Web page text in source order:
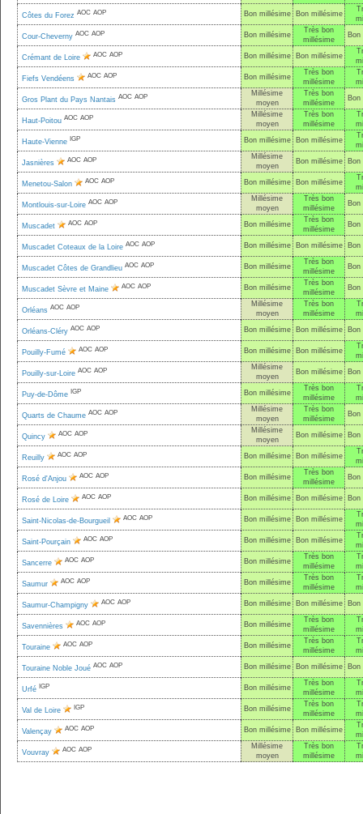
Côtes du Forez AOC AOP Bon millésime Bon millésime
Cour-Cheverny AOC AOP Bon millésime
Très bon
millésime
Bon
Crémant de Loire AOC AOP Bon millésime Bon millésime
Fiefs Vendéens AOC AOP Bon millésime
Très bon
millésime
Gros Plant du Pays Nantais AOC AOP
Millésime
moyen
Très bon
millésime
Bon
Haut-Poitou AOC AOP
Millésime
moyen
Très bon
millésime
Haute-Vienne IGP Bon millésime Bon millésime
Jasnières AOC AOP
Millésime
moyen
Bon millésime Bon
Menetou-Salon AOC AOP Bon millésime Bon millésime
Montlouis-sur-Loire AOC AOP
Millésime
moyen
Très bon
millésime
Bon
Muscadet AOC AOP Bon millésime
Très bon
millésime
Bon
Muscadet Coteaux de la Loire AOC AOP Bon millésime Bon millésime Bon
Muscadet Côtes de Grandlieu AOC AOP Bon millésime
Très bon
millésime
Bon
Muscadet Sèvre et Maine AOC AOP Bon millésime
Très bon
millésime
Bon
Orléans AOC AOP
Millésime
moyen
Très bon
millésime
Orléans-Cléry AOC AOP Bon millésime Bon millésime Bon
Pouilly-Fumé AOC AOP Bon millésime Bon millésime
Pouilly-sur-Loire AOC AOP
Millésime
moyen
Bon millésime Bon
Puy-de-Dôme IGP Bon millésime
Très bon
millésime
Quarts de Chaume AOC AOP
Millésime
moyen
Très bon
millésime
Bon
Quincy AOC AOP
Millésime
moyen
Bon millésime Bon
Reuilly AOC AOP Bon millésime Bon millésime
Rosé d'Anjou AOC AOP Bon millésime
Très bon
millésime
Bon
Rosé de Loire AOC AOP Bon millésime Bon millésime Bon
Saint-Nicolas-de-Bourgueil AOC AOP Bon millésime Bon millésime
Saint-Pourçain AOC AOP Bon millésime Bon millésime
Sancerre AOC AOP Bon millésime
Très bon
millésime
Saumur AOC AOP Bon millésime
Très bon
millésime
Saumur-Champigny AOC AOP Bon millésime Bon millésime Bon
Savennières AOC AOP Bon millésime
Très bon
millésime
Touraine AOC AOP Bon millésime
Très bon
millésime
Touraine Noble Joué AOC AOP Bon millésime Bon millésime Bon
Urfé IGP Bon millésime
Très bon
millésime
Val de Loire IGP Bon millésime
Très bon
millésime
Valençay AOC AOP Bon millésime Bon millésime
Vouvray AOC AOP
Millésime
moyen
Très bon
millésime